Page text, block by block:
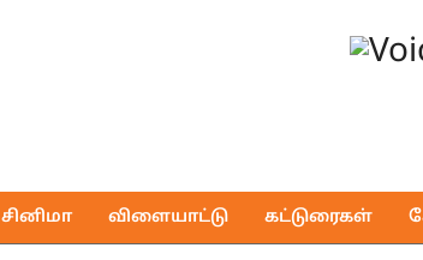
of
சினிமா விளையாட்டு கட்டுரைகள்